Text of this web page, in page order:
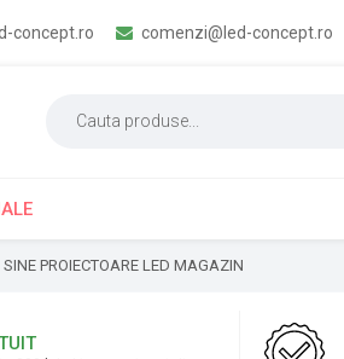
concept.ro comenzi@led-concept.ro
SINE PROIECTOARE LED MAGAZIN